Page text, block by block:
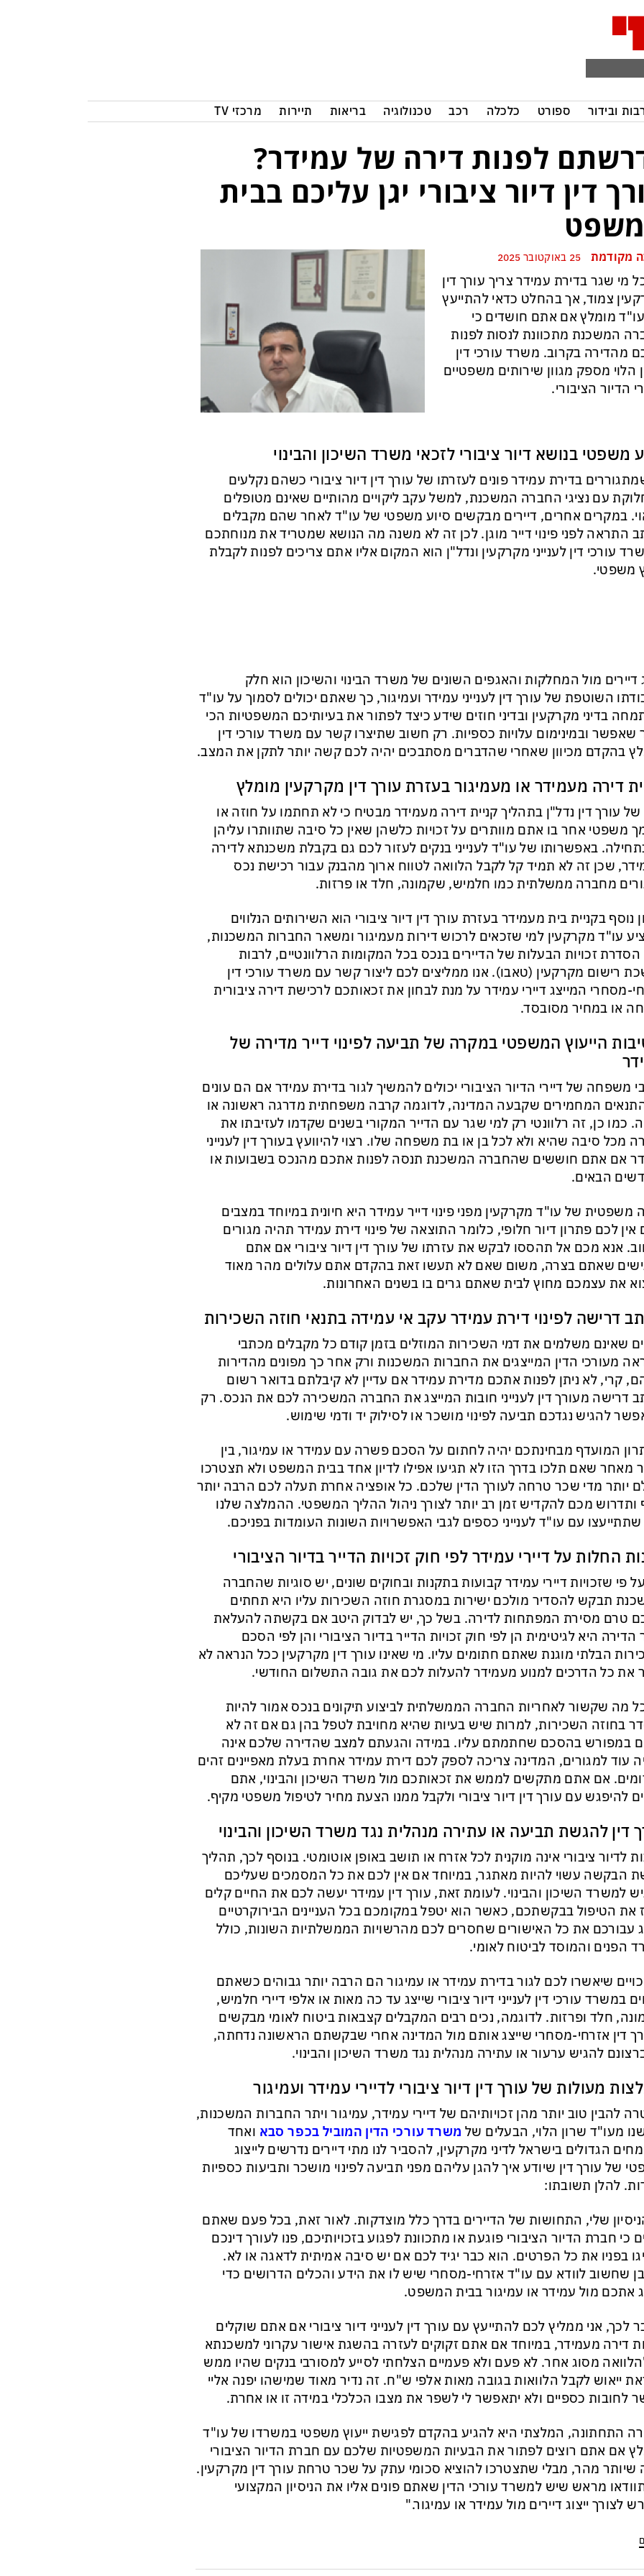
ובידור ספורט כלכלה רכב טכנולוגיה בריאות תיירות מרכזי TV
לפנות דירה של עמידר?
דין דיור ציבורי יגן עליכם בבית
מקודמת
מי שגר בדירת עמידר צריך עורך דין
צמוד, אך בהחלט כדאי להתייעץ
מומלץ אם אתם חושדים כי
המשכנת מתכוונת לנסות לפנות
מהדירה בקרוב. משרד עורכי דין
הלוי מספק מגוון שירותים משפטיים
הדיור הציבורי.
משפטי בנושא דיור ציבורי לזכאי משרד השיכון והבינוי
בדירת עמידר פונים לעזרתו של עורך דין דיור ציבורי כשהם נקלעים
עם נציגי החברה המשכנת, למשל עקב ליקויים מהותיים שאינם מטופלים
במקרים אחרים, דיירים מבקשים סיוע משפטי של עו"ד לאחר שהם מקבלים
התראה לפני פינוי דייר מוגן. לכן זה לא משנה מה הנושא שמטריד את מנוחתכם
עורכי דין לענייני מקרקעין ונדל"ן הוא המקום אליו אתם צריכים לפנות לקבלת
משפטי.
דיירים מול המחלקות והאגפים השונים של משרד הבינוי והשיכון הוא חלק
השוטפת של עורך דין לענייני עמידר ועמיגור, כך שאתם יכולים לסמוך על עו"ד
בדיני מקרקעין ובדיני חוזים שידע כיצד לפתור את בעיותיכם המשפטיות הכי
שאפשר ובמינימום עלויות כספיות. רק חשוב שתיצרו קשר עם משרד עורכי דין
בהקדם מכיוון שאחרי שהדברים מסתבכים יהיה לכם קשה יותר לתקן את המצב.
דירה מעמידר או מעמיגור בעזרת עורך דין מקרקעין מומלץ
של עורך דין נדל"ן בתהליך קניית דירה מעמידר מבטיח כי לא תחתמו על חוזה או
משפטי אחר בו אתם מוותרים על זכויות כלשהן שאין כל סיבה שתוותרו עליהן
באפשרותו של עו"ד לענייני בנקים לעזור לכם גם בקבלת משכנתא לדירה
שכן זה לא תמיד קל לקבל הלוואה לטווח ארוך מהבנק עבור רכישת נכס
מחברה ממשלתית כמו חלמיש, שקמונה, חלד או פרזות.
נוסף בקניית בית מעמידר בעזרת עורך דין דיור ציבורי הוא השירותים הנלווים
עו"ד מקרקעין למי שזכאים לרכוש דירות מעמיגור ומשאר החברות המשכנות,
הסדרת זכויות הבעלות של הדיירים בנכס בכל המקומות הרלוונטיים, לרבות
רישום מקרקעין (טאבו). אנו ממליצים לכם ליצור קשר עם משרד עורכי דין
מסחרי המייצג דיירי עמידר על מנת לבחון את זכאותכם לרכישת דירה ציבורית
או במחיר מסובסד.
הייעוץ המשפטי במקרה של תביעה לפינוי דייר מדירה של
משפחה של דיירי הדיור הציבורי יכולים להמשיך לגור בדירת עמידר אם הם עונים
המחמירים שקבעה המדינה, לדוגמה קרבה משפחתית מדרגה ראשונה או
כמו כן, זה רלוונטי רק למי שגר עם הדייר המקורי בשנים שקדמו לעזיבתו את
מכל סיבה שהיא ולא לכל בן או בת משפחה שלו. רצוי להיוועץ בעורך דין לענייני
אם אתם חוששים שהחברה המשכנת תנסה לפנות אתכם מהנכס בשבועות או
הבאים.
משפטית של עו"ד מקרקעין מפני פינוי דייר עמידר היא חיונית במיוחד במצבים
לכם פתרון דיור חלופי, כלומר התוצאה של פינוי דירת עמידר תהיה מגורים
אנא מכם אל תהססו לבקש את עזרתו של עורך דין דיור ציבורי אם אתם
שאתם בצרה, משום שאם לא תעשו זאת בהקדם אתם עלולים מהר מאוד
את עצמכם מחוץ לבית שאתם גרים בו בשנים האחרונות.
דרישה לפינוי דירת עמידר עקב אי עמידה בתנאי חוזה השכירות
שאינם משלמים את דמי השכירות המוזלים בזמן קודם כל מקבלים מכתבי
מעורכי הדין המייצגים את החברות המשכנות ורק אחר כך מפונים מהדירות
קרי, לא ניתן לפנות אתכם מדירת עמידר אם עדיין לא קיבלתם בדואר רשום
דרישה מעורך דין לענייני חובות המייצג את החברה המשכירה לכם את הנכס. רק
להגיש נגדכם תביעה לפינוי מושכר או לסילוק יד ודמי שימוש.
המועדף מבחינתכם יהיה לחתום על הסכם פשרה עם עמידר או עמיגור, בין
מאחר שאם תלכו בדרך הזו לא תגיעו אפילו לדיון אחד בבית המשפט ולא תצטרכו
יותר מדי שכר טרחה לעורך הדין שלכם. כל אופציה אחרת תעלה לכם הרבה יותר
ותדרוש מכם להקדיש זמן רב יותר לצורך ניהול ההליך המשפטי. ההמלצה שלנו
שתתייעצו עם עו"ד לענייני כספים לגבי האפשרויות השונות העומדות בפניכם.
החלות על דיירי עמידר לפי חוק זכויות הדייר בדיור הציבורי
פי שזכויות דיירי עמידר קבועות בתקנות ובחוקים שונים, יש סוגיות שהחברה
תבקש להסדיר מולכם ישירות במסגרת חוזה השכירות עליו היא תחתים
טרם מסירת המפתחות לדירה. בשל כך, יש לבדוק היטב אם בקשתה להעלאת
היא לגיטימית הן לפי חוק זכויות הדייר בדיור הציבורי והן לפי הסכם
הבלתי מוגנת שאתם חתומים עליו. מי שאינו עורך דין מקרקעין ככל הנראה לא
את כל הדרכים למנוע מעמידר להעלות לכם את גובה התשלום החודשי.
מה שקשור לאחריות החברה הממשלתית לביצוע תיקונים בנכס אמור להיות
בחוזה השכירות, למרות שיש בעיות שהיא מחויבת לטפל בהן גם אם זה לא
במפורש בהסכם שחתמתם עליו. במידה והגעתם למצב שהדירה שלכם אינה
עוד למגורים, המדינה צריכה לספק לכם דירת עמידר אחרת בעלת מאפיינים זהים
אם אתם מתקשים לממש את זכאותכם מול משרד השיכון והבינוי, אתם
להיפגש עם עורך דין דיור ציבורי ולקבל ממנו הצעת מחיר לטיפול משפטי מקיף.
דין להגשת תביעה או עתירה מנהלית נגד משרד השיכון והבינוי
לדיור ציבורי אינה מוקנית לכל אזרח או תושב באופן אוטומטי. בנוסף לכך, תהליך
הבקשה עשוי להיות מאתגר, במיוחד אם אין לכם את כל המסמכים שעליכם
למשרד השיכון והבינוי. לעומת זאת, עורך דין עמידר יעשה לכם את החיים קלים
את הטיפול בבקשתכם, כאשר הוא יטפל במקומכם בכל העניינים הבירוקרטיים
עבורכם את כל האישורים שחסרים לכם מהרשויות הממשלתיות השונות, כולל
הפנים והמוסד לביטוח לאומי.
שיאשרו לכם לגור בדירת עמידר או עמיגור הם הרבה יותר גבוהים כשאתם
במשרד עורכי דין לענייני דיור ציבורי שייצג עד כה מאות או אלפי דיירי חלמיש,
חלד ופרזות. לדוגמה, נכים רבים המקבלים קצבאות ביטוח לאומי מבקשים
דין אזרחי-מסחרי שייצג אותם מול המדינה אחרי שבקשתם הראשונה נדחתה,
להגיש ערעור או עתירה מנהלית נגד משרד השיכון והבינוי.
מעולות של עורך דין דיור ציבורי לדיירי עמידר ועמיגור
להבין טוב יותר מהן זכויותיהם של דיירי עמידר, עמיגור ויתר החברות המשכנות,
מעו"ד שרון הלוי, הבעלים של משרד עורכי הדין המוביל בכפר סבא ואחד
הגדולים בישראל לדיני מקרקעין, להסביר לנו מתי דיירים נדרשים לייצוג
של עורך דין שיודע איך להגן עליהם מפני תביעה לפינוי מושכר ותביעות כספיות
להלן תשובתו:
שלי, התחושות של הדיירים בדרך כלל מוצדקות. לאור זאת, בכל פעם שאתם
כי חברת הדיור הציבורי פוגעת או מתכוונת לפגוע בזכויותיכם, פנו לעורך דינכם
בפניו את כל הפרטים. הוא כבר יגיד לכם אם יש סיבה אמיתית לדאגה או לא.
שחשוב לוודא עם עו"ד אזרחי-מסחרי שיש לו את הידע והכלים הדרושים כדי
אתכם מול עמידר או עמיגור בבית המשפט.
לכך, אני ממליץ לכם להתייעץ עם עורך דין לענייני דיור ציבורי אם אתם שוקלים
דירה מעמידר, במיוחד אם אתם זקוקים לעזרה בהשגת אישור עקרוני למשכנתא
מסוג אחר. לא פעם ולא פעמיים הצלחתי לסייע למסורבי בנקים שהיו ממש
ייאוש לקבל הלוואות בגובה מאות אלפי ש"ח. זה נדיר מאוד שמישהו יפנה אליי
לחובות כספיים ולא יתאפשר לי לשפר את מצבו הכלכלי במידה זו או אחרת.
התחתונה, המלצתי היא להגיע בהקדם לפגישת ייעוץ משפטי במשרדו של עו"ד
אם אתם רוצים לפתור את הבעיות המשפטיות שלכם עם חברת הדיור הציבורי
שיותר מהר, מבלי שתצטרכו להוציא סכומי עתק על שכר טרחת עורך דין מקרקעין.
מראש שיש למשרד עורכי הדין שאתם פונים אליו את הניסיון המקצועי
לצורך ייצוג דיירים מול עמידר או עמיגור."